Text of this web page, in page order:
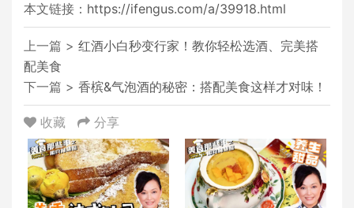
本文链接： https://ifengus.com/a/39918.html
上一篇 > 红酒小白秒变行家！教你轻松选酒、完美搭
配美食
下一篇 > 香槟&气泡酒的秘密：搭配美食这样才对味！
收藏 分享